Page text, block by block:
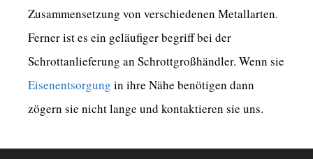
Zusammensetzung von verschiedenen Metallarten.
Ferner ist es ein geläufiger begriff bei der
Schrottanlieferung an Schrottgroßhändler. Wenn sie
Eisenentsorgung in ihre Nähe benötigen dann
zögern sie nicht lange und kontaktieren sie uns.